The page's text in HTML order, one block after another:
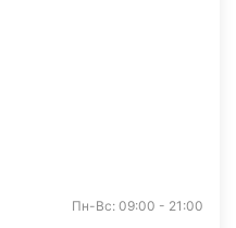
Пн-Вс: 09:00 - 21:00